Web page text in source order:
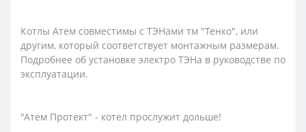
Котлы Атем совместимы с ТЭНами тм "Тенко", или
другим, который соответствует монтажным размерам.
Подробнее об установке электро ТЭНа в руководстве по
эксплуатации.
"Атем Протект" - котел прослужит дольше!